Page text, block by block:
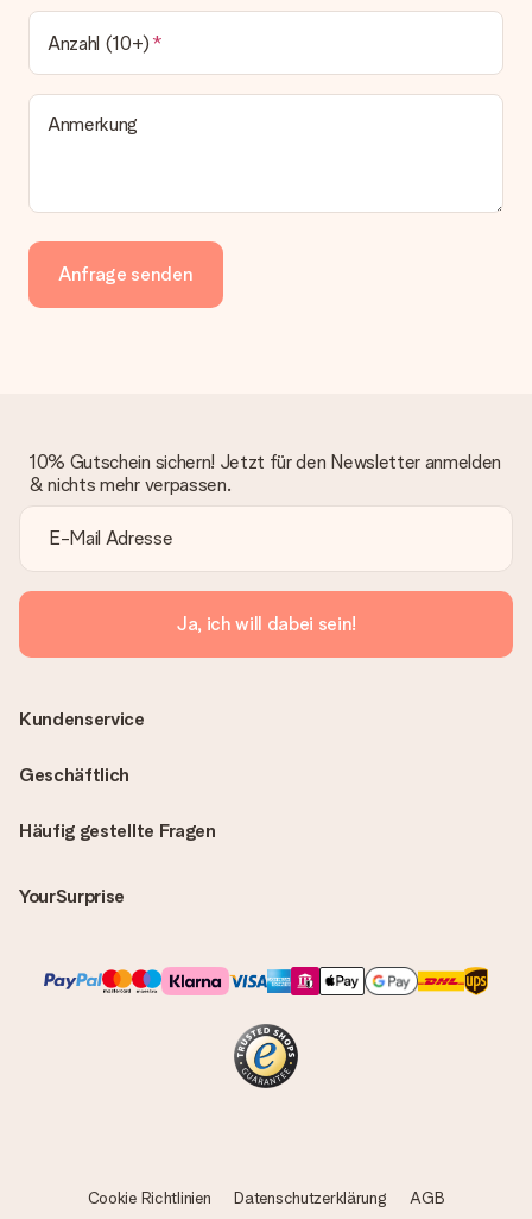
Anzahl (10+)
Anmerkung
Anfrage senden
10% Gutschein sichern! Jetzt für den Newsletter anmelden
& nichts mehr verpassen.
Ja, ich will dabei sein!
Häufig gestellte Fragen
YourSurprise
Kundenservice
Geschäftlich
Cookie Richtlinien Datenschutzerklärung AGB